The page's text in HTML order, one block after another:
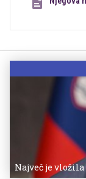
Največ je vložila